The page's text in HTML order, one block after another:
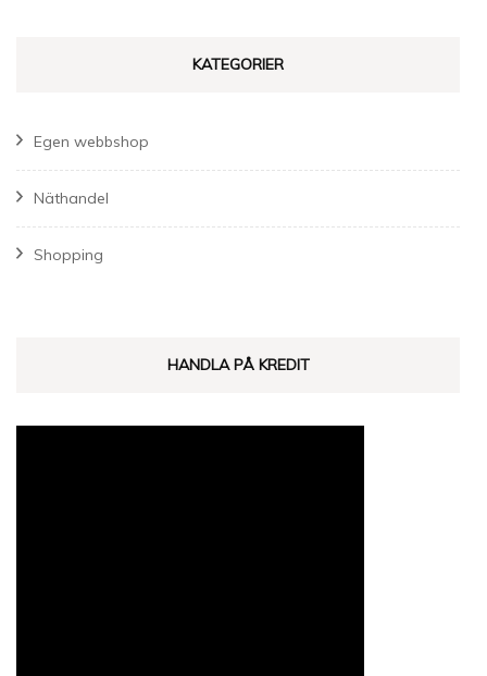
KATEGORIER
Egen webbshop
Näthandel
Shopping
HANDLA PÅ KREDIT